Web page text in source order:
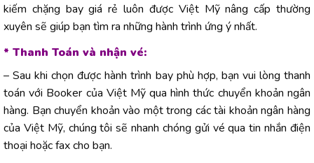
kiếm chặng bay giá rẻ luôn được Việt Mỹ nâng cấp thường
xuyên sẽ giúp bạn tìm ra những hành trình ứng ý nhất.
* Thanh Toán và nhận vé:
– Sau khi chọn được hành trình bay phù hợp, bạn vui lòng thanh
toán với Booker của Việt Mỹ qua hình thức chuyển khoản ngân
hàng. Bạn chuyển khoản vào một trong các tài khoản ngân hàng
của Việt Mỹ, chúng tôi sẽ nhanh chóng gửi vé qua tin nhắn điện
thoại hoặc fax cho bạn.